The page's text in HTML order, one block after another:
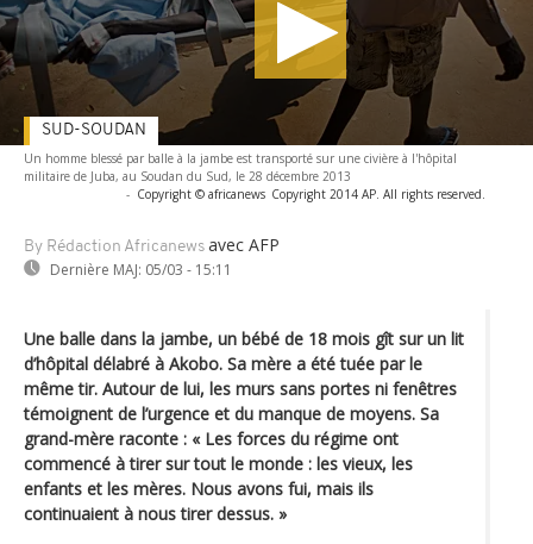
Un homme blessé par balle à la jambe est transporté sur une civière à l'hôpital
militaire de Juba, au Soudan du Sud, le 28 décembre 2013
- Copyright © africanews Copyright 2014 AP. All rights reserved.
By Rédaction Africanews avec AFP
Dernière MAJ: 05/03 - 15:11
SUD-SOUDAN
Une balle dans la jambe, un bébé de 18 mois gît sur un lit
d’hôpital délabré à Akobo. Sa mère a été tuée par le
même tir. Autour de lui, les murs sans portes ni fenêtres
témoignent de l’urgence et du manque de moyens. Sa
grand-mère raconte : « Les forces du régime ont
commencé à tirer sur tout le monde : les vieux, les
enfants et les mères. Nous avons fui, mais ils
continuaient à nous tirer dessus. »